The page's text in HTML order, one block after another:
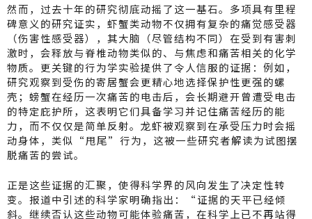
然而，过去十年的研究彻底动摇了这一基石。多项具有里程
碑意义的研究证实，虾蟹类动物不仅拥有复杂的痛觉感受器
（伤害性感受器），其大脑（尽管结构不同）在受到有害刺
激时，会释放与脊椎动物类似的、与焦虑和痛苦相关的化学
物质。更关键的行为学实验提供了令人信服的证据：例如，
研究观察到受伤的寄居蟹会更精心地选择保护性更强的螺
壳；螃蟹在经历一次痛苦的电击后，会长期避开曾遭受电击
的特定庇护所，这表明它们具备学习并记住痛苦经历的能
力，而不仅仅是简单反射。龙虾被观察到在承受压力时会摇
动身体，类似“甩尾”行为，这被一些研究者解读为试图摆
脱痛苦的尝试。
正是这些证据的汇聚，使得科学界的风向发生了决定性转
变。报道中引述的科学家明确指出：“证据的天平已经倾
斜。继续否认这些动物可能体验痛苦，在科学上已不再站得